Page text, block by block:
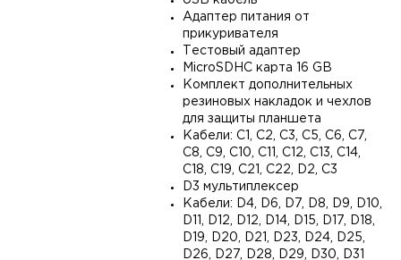
Адаптер питания от
прикуривателя
Тестовый адаптер
MicroSDHC карта 16 GB
Комплект дополнительных
резиновых накладок и чехлов
для защиты планшета
Кабели: C1, C2, C3, C5, C6, C7,
C8, C9, C10, C11, C12, C13, C14,
C18, C19, C21, C22, D2, C3
D3 мультиплексер
Кабели: D4, D6, D7, D8, D9, D10,
D11, D12, D12, D14, D15, D17, D18,
D19, D20, D21, D23, D24, D25,
D26, D27, D28, D29, D30, D31